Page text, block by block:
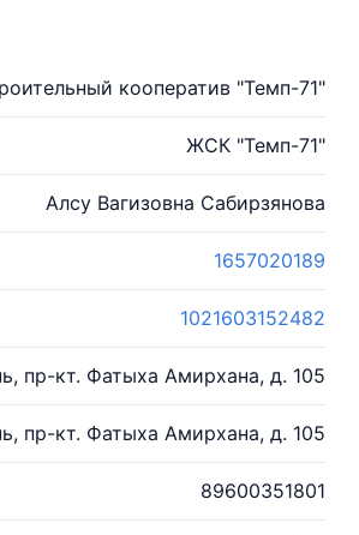
кооператив "Темп-71"
ЖСК "Темп-71"
Алсу Вагизовна Сабирзянова
1657020189
1021603152482
пр-кт. Фатыха Амирхана, д. 105
пр-кт. Фатыха Амирхана, д. 105
89600351801